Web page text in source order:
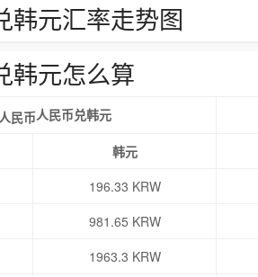
韩元汇率走势图
韩元怎么算
人民币兑韩元
韩元
196.33 KRW
981.65 KRW
1963.3 KRW